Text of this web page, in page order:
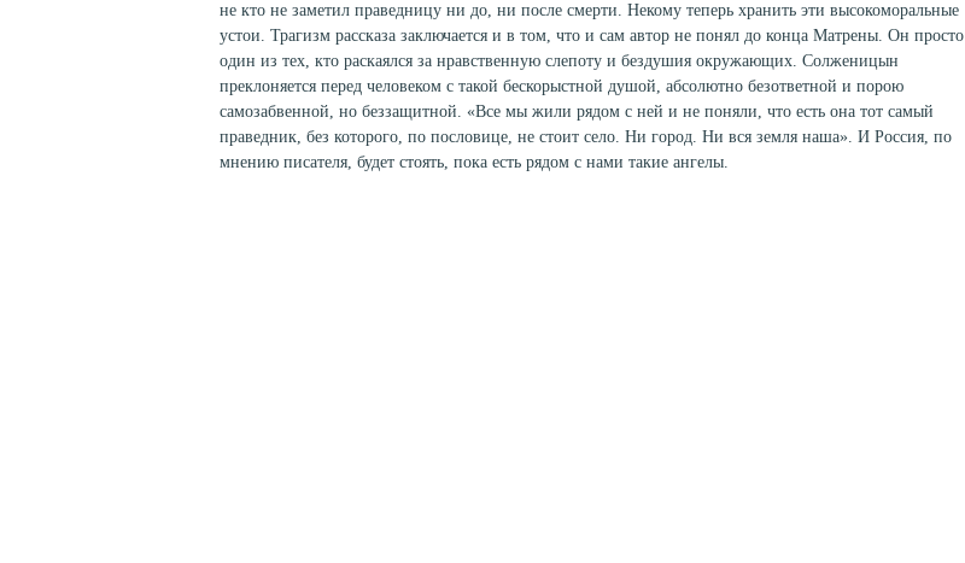
не кто не заметил праведницу ни до, ни после смерти. Некому теперь хранить эти высокоморальные
устои. Трагизм рассказа заключается и в том, что и сам автор не понял до конца Матрены. Он просто
один из тех, кто раскаялся за нравственную слепоту и бездушия окружающих. Солженицын
преклоняется перед человеком с такой бескорыстной душой, абсолютно безответной и порою
самозабвенной, но беззащитной. «Все мы жили рядом с ней и не поняли, что есть она тот самый
праведник, без которого, по пословице, не стоит село. Ни город. Ни вся земля наша». И Россия, по
мнению писателя, будет стоять, пока есть рядом с нами такие ангелы.